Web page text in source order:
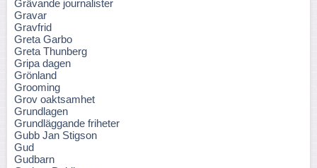
Grävande journalister
Gravar
Gravfrid
Greta Garbo
Greta Thunberg
Gripa dagen
Grönland
Grooming
Grov oaktsamhet
Grundlagen
Grundläggande friheter
Gubb Jan Stigson
Gud
Gudbarn